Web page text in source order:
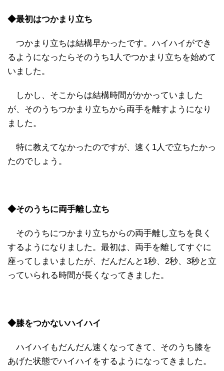
◆最初はつかまり立ち
つかまり立ちは結構早かったです。ハイハイができ
るようになったらそのうち1人でつかまり立ちを始めて
いました。
しかし、そこからは結構時間がかかっていました
が、そのうちつかまり立ちから両手を離すようになり
ました。
特に教えてなかったのですが、速く1人で立ちたかっ
たのでしょう。
◆そのうちに両手離し立ち
そのうちにつかまり立ちからの両手離し立ちを良く
するようになりました。最初は、両手を離してすぐに
座ってしまいましたが、だんだんと1秒、2秒、3秒と立
っていられる時間が長くなってきました。
◆膝をつかないハイハイ
ハイハイもだんだん速くなってきて、そのうち膝を
あげた状態でハイハイをするようになってきました。